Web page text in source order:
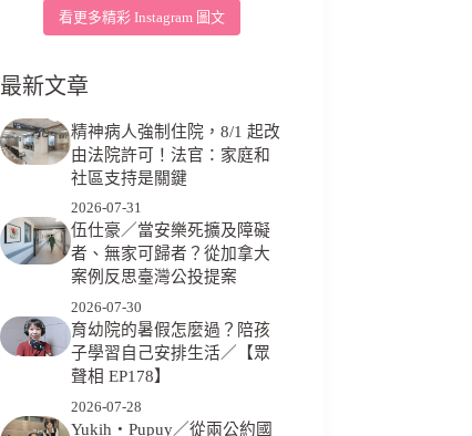
看更多精彩 Instagram 圖文
最新文章
精神病人強制住院，8/1 起改
由法院許可！法官：家庭和
社區支持是關鍵
2026-07-31
伍仕豪／當安樂死擴及障礙
者、無家可歸者？從加拿大
案例反思臺灣公投提案
2026-07-30
育幼院的暑假怎麼過？陪孩
子學習自己安排生活／【眾
聲相 EP178】
2026-07-28
Yukih‧Pupuy／從兩公約國